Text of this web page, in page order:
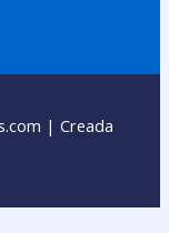
| Creada